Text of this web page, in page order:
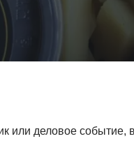
или деловое событие,